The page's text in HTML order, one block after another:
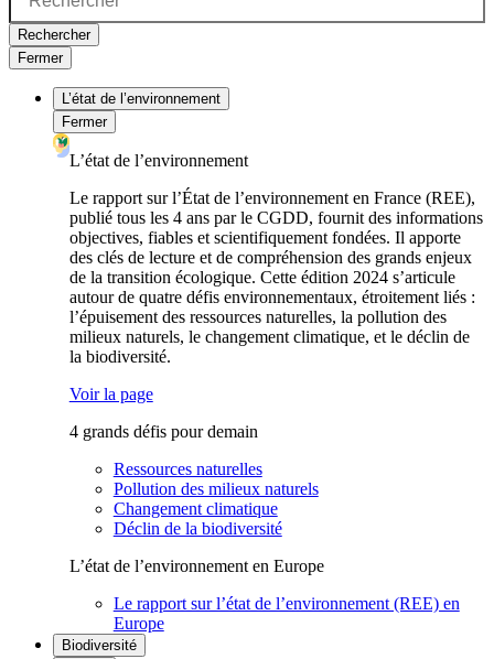
Rechercher
Fermer
L’état de l’environnement
Fermer
L’état de l’environnement
Le rapport sur l’État de l’environnement en France (REE),
publié tous les 4 ans par le CGDD, fournit des informations
objectives, fiables et scientifiquement fondées. Il apporte
des clés de lecture et de compréhension des grands enjeux
de la transition écologique. Cette édition 2024 s’articule
autour de quatre défis environnementaux, étroitement liés :
l’épuisement des ressources naturelles, la pollution des
milieux naturels, le changement climatique, et le déclin de
la biodiversité.
Voir la page
4 grands défis pour demain
Ressources naturelles
Pollution des milieux naturels
Changement climatique
Déclin de la biodiversité
L’état de l’environnement en Europe
Le rapport sur l’état de l’environnement (REE) en
Europe
Biodiversité